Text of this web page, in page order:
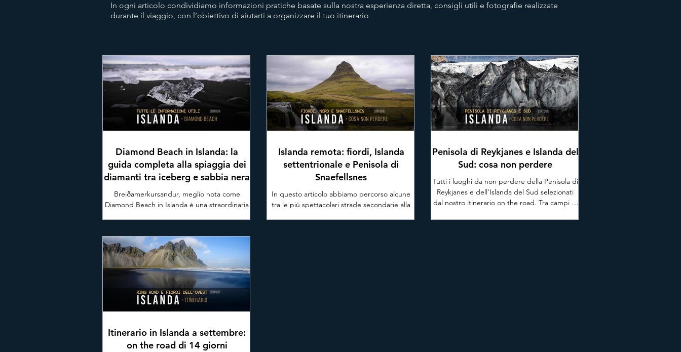
In ogni articolo condividiamo informazioni pratiche basate sulla nostra esperienza diretta, consigli utili e fotografie realizzate
durante il viaggio, con l’obiettivo di aiutarti a organizzare il tuo itinerario
Diamond Beach in Islanda: la
guida completa alla spiaggia dei
diamanti tra iceberg e sabbia nera
Breiðamerkursandur, meglio nota come
Diamond Beach in Islanda è una straordinaria
spiaggiano provenienti dalla vicina laguna
glaciale di Jökulsárlón. In questa breve guida
scoprirai cosa rende Diamond Beach così
speciale, come raggiungerla, come
immortalare fotografie spettacolari e perché
merita assolutamente un posto nel tuo
itinerario on the road
Islanda remota: fiordi, Islanda
settentrionale e Penisola di
Snaefellsnes
In questo articolo abbiamo percorso alcune
tra le più spettacolari strade secondarie alla
Penisola di Reykjanes e Islanda del
Sud: cosa non perdere
Tutti i luoghi da non perdere della Penisola di
Reykjanes e dell'Islanda del Sud selezionati
dal nostro itinerario on the road. Tra campi di
Itinerario in Islanda a settembre:
on the road di 14 giorni